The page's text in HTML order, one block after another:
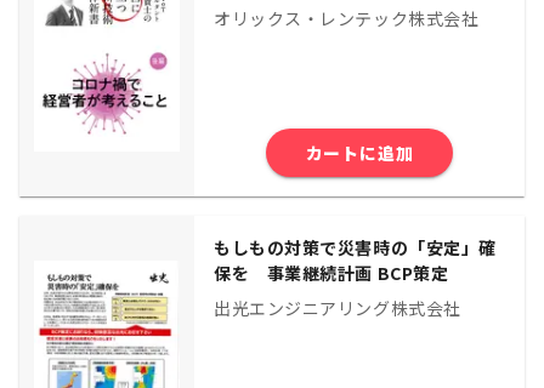
オリックス・レンテック株式会社
カートに追加
もしもの対策で災害時の「安定」確
保を 事業継続計画 BCP策定
出光エンジニアリング株式会社